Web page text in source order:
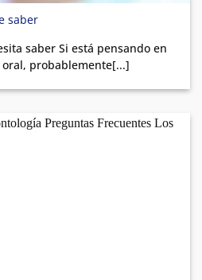
saber
saber Si está pensando en
probablemente[...]